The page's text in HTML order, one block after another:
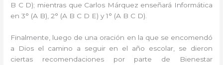
B C D); mientras que Carlos Márquez enseñará Informática
en 3° (A B), 2° (A B C D E) y 1° (A B C D).
Finalmente, luego de una oración en la que se encomendó
a Dios el camino a seguir en el año escolar, se dieron
ciertas recomendaciones por parte de Bienestar